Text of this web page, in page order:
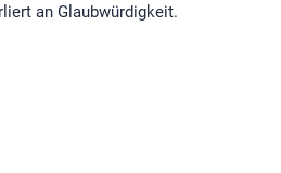
an Glaubwürdigkeit.